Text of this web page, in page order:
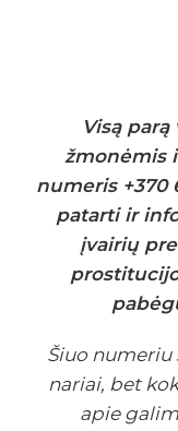
Visą
žmonėmis
numeris +370
patarti ir
įvairių
Šiuo
nariai, bet
apie